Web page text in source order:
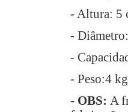
- Altura: 5
-
-
- Peso:4 kg
- OBS: A